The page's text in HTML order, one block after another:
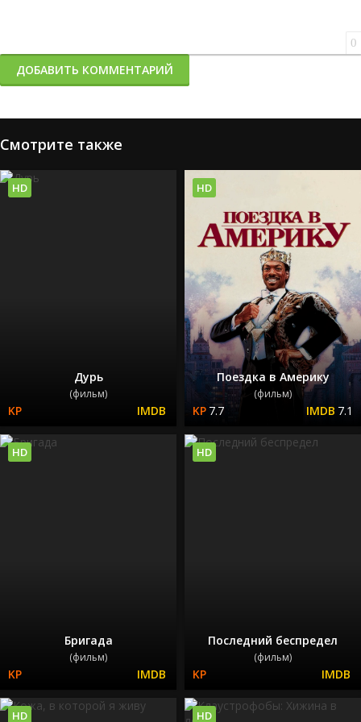
0
ДОБАВИТЬ КОММЕНТАРИЙ
Смотрите также
Дурь
(фильм)
HD
Поездка в Америку
(фильм)
7.7 7.1
HD
Бригада
(фильм)
HD
Последний беспредел
(фильм)
HD
HD HD